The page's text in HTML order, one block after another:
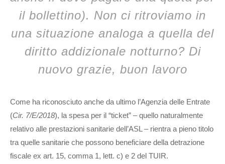
il bollettino). Non ci ritroviamo in
una situazione analoga a quella del
diritto addizionale notturno? Di
nuovo grazie, buon lavoro
Come ha riconosciuto anche da ultimo l’Agenzia delle Entrate
(Cir. 7/E/2018), la spesa per il “ticket” – quello naturalmente
relativo alle prestazioni sanitarie dell’ASL – rientra a pieno titolo
tra quelle sanitarie che possono beneficiare della detrazione
fiscale ex art. 15, comma 1, lett. c) e 2 del TUIR.